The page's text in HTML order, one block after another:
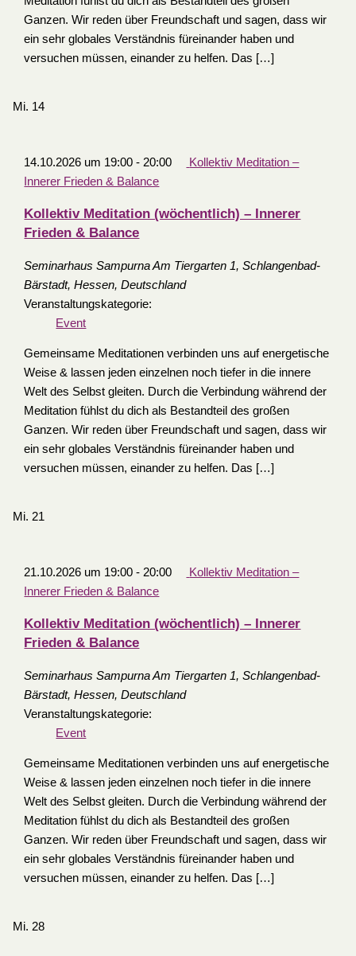
Ganzen. Wir reden über Freundschaft und sagen, dass wir
ein sehr globales Verständnis füreinander haben und
versuchen müssen, einander zu helfen. Das […]
Mi. 14
14.10.2026 um 19:00 - 20:00
Kollektiv Meditation –
Innerer Frieden & Balance
Kollektiv Meditation (wöchentlich) – Innerer
Frieden & Balance
Seminarhaus SampurnaAm Tiergarten 1, Schlangenbad-
Bärstadt, Hessen, Deutschland
Veranstaltungskategorie:
Event
Gemeinsame Meditationen verbinden uns auf energetische
Weise & lassen jeden einzelnen noch tiefer in die innere
Welt des Selbst gleiten. Durch die Verbindung während der
Meditation fühlst du dich als Bestandteil des großen
Ganzen. Wir reden über Freundschaft und sagen, dass wir
ein sehr globales Verständnis füreinander haben und
versuchen müssen, einander zu helfen. Das […]
Mi. 21
21.10.2026 um 19:00 - 20:00
Kollektiv Meditation –
Innerer Frieden & Balance
Kollektiv Meditation (wöchentlich) – Innerer
Frieden & Balance
Seminarhaus SampurnaAm Tiergarten 1, Schlangenbad-
Bärstadt, Hessen, Deutschland
Veranstaltungskategorie:
Event
Gemeinsame Meditationen verbinden uns auf energetische
Weise & lassen jeden einzelnen noch tiefer in die innere
Welt des Selbst gleiten. Durch die Verbindung während der
Meditation fühlst du dich als Bestandteil des großen
Ganzen. Wir reden über Freundschaft und sagen, dass wir
ein sehr globales Verständnis füreinander haben und
versuchen müssen, einander zu helfen. Das […]
Mi. 28